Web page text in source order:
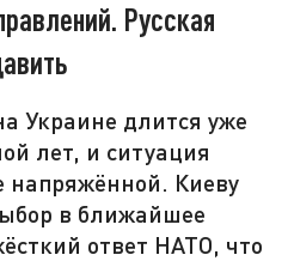
Русская
Украине длится уже
лет, и ситуация
напряжённой. Киеву
в ближайшее
ответ НАТО, что